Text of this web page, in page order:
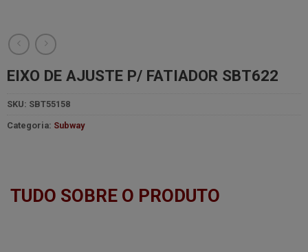
EIXO DE AJUSTE P/ FATIADOR SBT622
SKU: SBT55158
Categoria: Subway
TUDO SOBRE O PRODUTO